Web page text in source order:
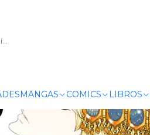
MANGAS COMICS LIBROS